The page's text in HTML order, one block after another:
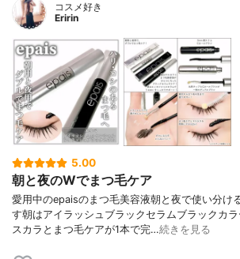
コスメ好き
Eririn
5.00
朝と夜のWでまつ毛ケア
愛用中のepaisのまつ毛美容液朝と夜で使い分け
す朝はアイラッシュブラックセラムブラックカ
スカラとまつ毛ケアが1本で完…続きを見る